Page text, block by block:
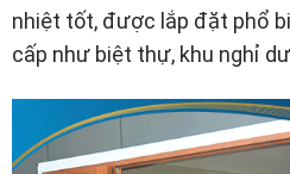
nhiệt tốt, được lắp đặt phổ
cấp như biệt thự, khu nghỉ